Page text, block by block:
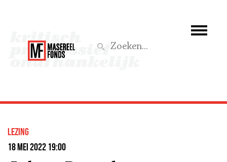
Wat we doen
lezing
18 mei 2022 19:00